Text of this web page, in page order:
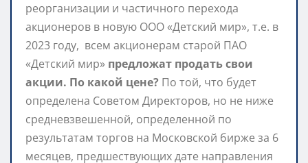
реорганизации и частичного перехода
акционеров в новую ООО «Детский мир», т.е. в
2023 году, всем акционерам старой ПАО
«Детский мир» предложат продать свои
акции. По какой цене? По той, что будет
определена Советом Директоров, но не ниже
средневзвешенной, определенной по
результатам торгов на Московской бирже за 6
месяцев, предшествующих дате направления